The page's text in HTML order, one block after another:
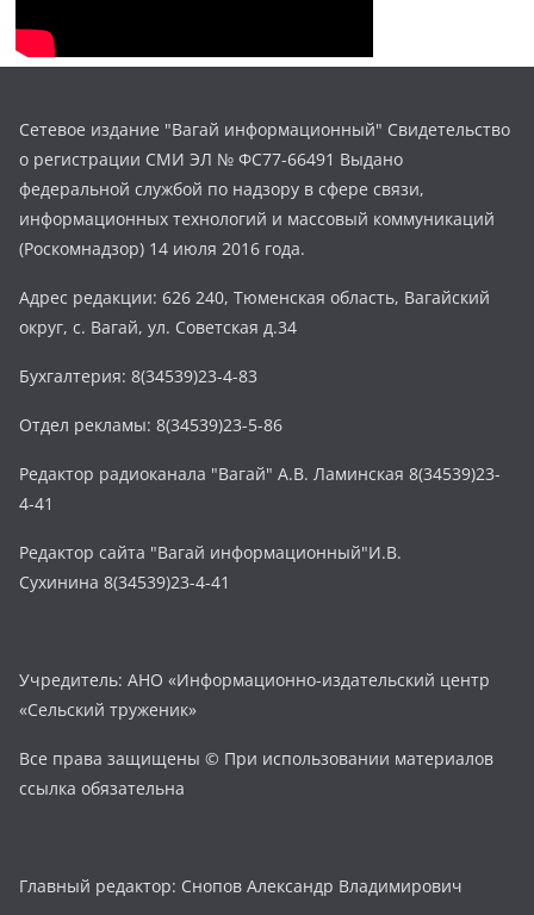
Сетевое издание "Вагай информационный" Свидетельство
о регистрации СМИ ЭЛ № ФС77-66491 Выдано
федеральной службой по надзору в сфере связи,
информационных технологий и массовый коммуникаций
(Роскомнадзор) 14 июля 2016 года.
Адрес редакции: 626 240, Тюменская область, Вагайский
округ, с. Вагай, ул. Советская д.34
Бухгалтерия: 8(34539)23-4-83
Отдел рекламы: 8(34539)23-5-86
Редактор радиоканала "Вагай" А.В. Ламинская 8(34539)23-
4-41
Редактор сайта "Вагай информационный"И.В.
Сухинина 8(34539)23-4-41
Учредитель: АНО «Информационно-издательский центр
«Сельский труженик»
Все права защищены © При использовании материалов
ссылка обязательна
Главный редактор: Снопов Александр Владимирович